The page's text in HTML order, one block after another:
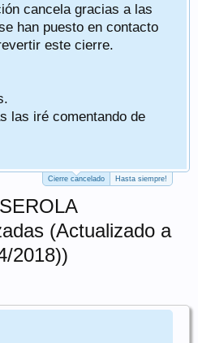
cancela gracias a las
han puesto en contacto
este cierre.
las iré comentando de
Cierre cancelado Hasta siempre!
(Actualizado a
2018))